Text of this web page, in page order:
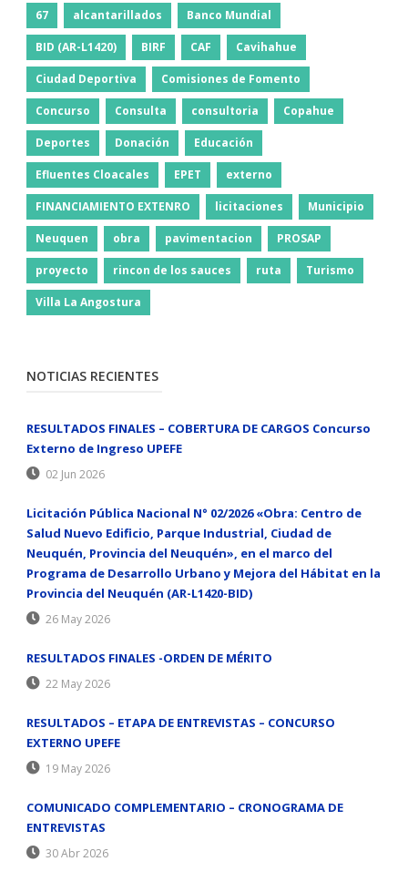
67 alcantarillados Banco Mundial
BID (AR-L1420) BIRF CAF Cavihahue
Ciudad Deportiva Comisiones de Fomento
Concurso Consulta consultoria Copahue
Deportes Donación Educación
Efluentes Cloacales EPET externo
FINANCIAMIENTO EXTENRO licitaciones Municipio
Neuquen obra pavimentacion PROSAP
proyecto rincon de los sauces ruta Turismo
Villa La Angostura
NOTICIAS RECIENTES
RESULTADOS FINALES – COBERTURA DE CARGOS Concurso
Externo de Ingreso UPEFE
02 Jun 2026
Licitación Pública Nacional N° 02/2026 «Obra: Centro de
Salud Nuevo Edificio, Parque Industrial, Ciudad de
Neuquén, Provincia del Neuquén», en el marco del
Programa de Desarrollo Urbano y Mejora del Hábitat en la
Provincia del Neuquén (AR-L1420-BID)
26 May 2026
RESULTADOS FINALES -ORDEN DE MÉRITO
22 May 2026
RESULTADOS – ETAPA DE ENTREVISTAS – CONCURSO
EXTERNO UPEFE
19 May 2026
COMUNICADO COMPLEMENTARIO – CRONOGRAMA DE
ENTREVISTAS
30 Abr 2026